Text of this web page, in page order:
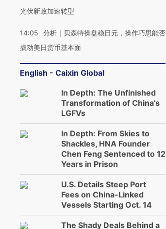
光伏新政加速转型
14:05
分析｜贝森特操盘稳日元，操作巧思能否
撬动美日货币基本面
English - Caixin Global
In Depth: The Unfinished
Transformation of China’s
LGFVs
In Depth: From Skies to
Shackles, HNA Founder
Chen Feng Sentenced to 12
Years in Prison
U.S. Details Steep Port
Fees on China-Linked
Vessels Starting Oct. 14
The Shady Deals Behind a